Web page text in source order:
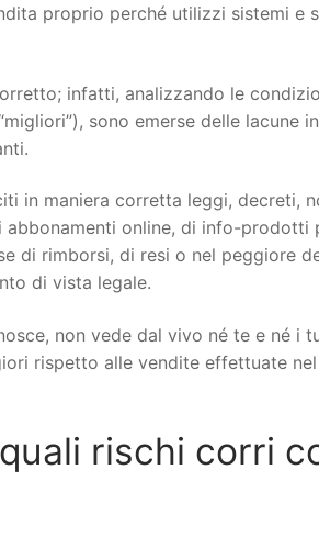
proprio perché utilizzi sistemi e
infatti, analizzando le
sono emerse delle lacune
in maniera corretta leggi, decreti,
online, di info-prodotti
di rimborsi, di resi o nel peggiore
di vista legale.
non vede dal vivo né te e né i
rispetto alle vendite effettuate
rischi corri